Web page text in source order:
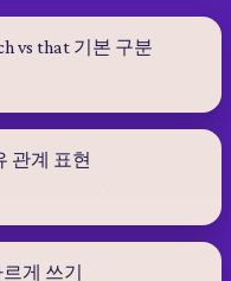
vs that 기본 구분
관계 표현
게 쓰기